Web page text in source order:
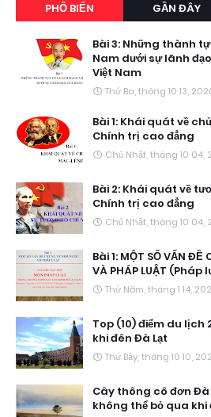
PHỔ BIẾN GẦN ĐÂY
Bài 3: Những thành
Nam dưới sự lãnh
Việt Nam
Thứ Ba, tháng 10 13,
Bài 1: Khái quát về
Chính trị cao đẳng
Chủ Nhật, tháng 10 04,
Bài 2: Khái quát về
Chính trị cao đẳng
Chủ Nhật, tháng 10 04,
Bài 1: MỘT SỐ VẤN ĐỀ
VÀ PHÁP LUẬT
Thứ Năm, tháng 1 14,
Top (10) điểm du lịch
khi đên Đà Lạt
Thứ Bảy, tháng 10 10,
Cây thông cô đơn Đà
không thể bỏ qua khi